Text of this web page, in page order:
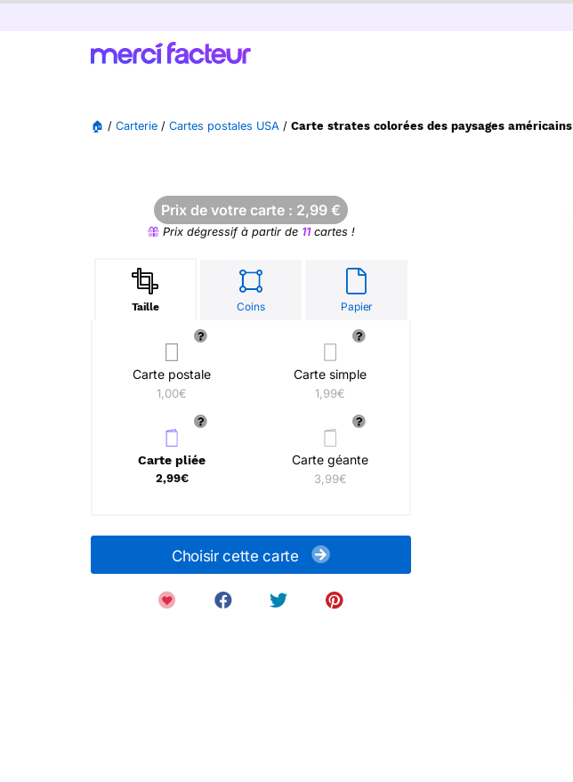
🏠 / Carterie / Cartes postales USA / Carte strates colorées des paysages américains
Prix de votre carte : 2,99 €
Prix dégressif à partir de 11cartes !
Taille Coins Papier
Carte postale
1,00€
Carte simple
1,99€
Carte pliée
2,99€
Carte géante
3,99€
Choisir cette carte